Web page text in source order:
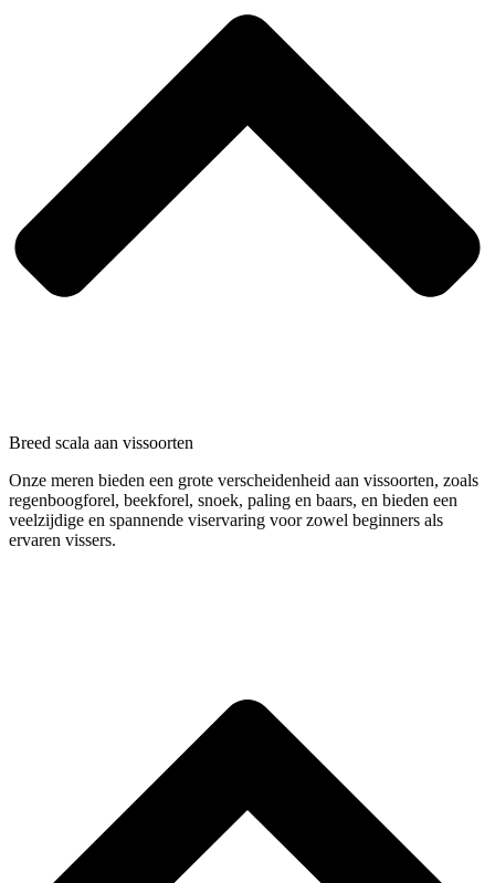
Breed scala aan vissoorten
Onze meren bieden een grote verscheidenheid aan vissoorten, zoals
regenboogforel, beekforel, snoek, paling en baars, en bieden een
veelzijdige en spannende viservaring voor zowel beginners als
ervaren vissers.